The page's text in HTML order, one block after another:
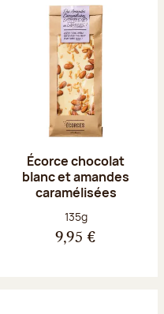
Écorce chocolat
blanc et amandes
caramélisées
Poids net :
135g
9,95 €